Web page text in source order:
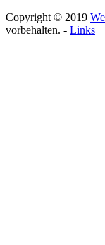
Copyright © 2019
vorbehalten. - Links